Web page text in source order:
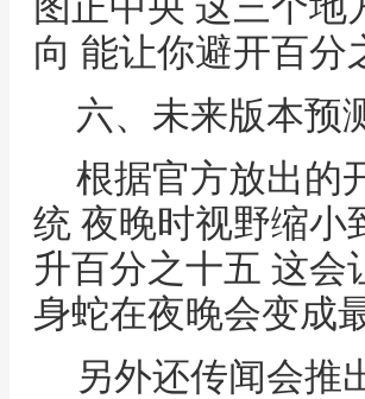
向 能让你避开百分
六、未来版本预
根据官方放出的
统 夜晚时视野缩小
升百分之十五 这会
身蛇在夜晚会变成
另外还传闻会推